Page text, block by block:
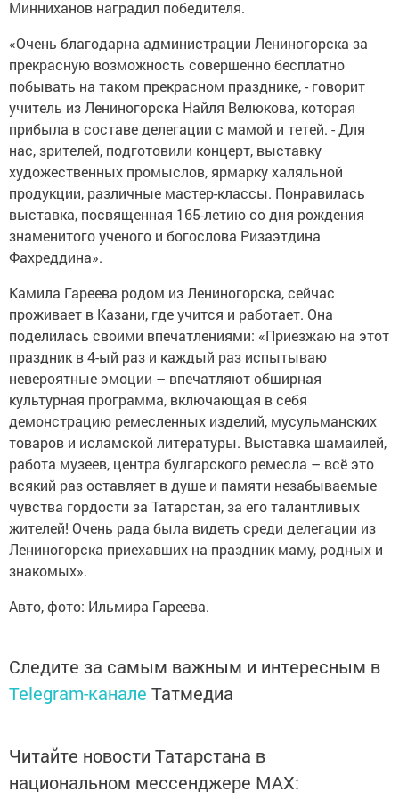
Минниханов наградил победителя.
«Очень благодарна администрации Лениногорска за
прекрасную возможность совершенно бесплатно
побывать на таком прекрасном празднике, - говорит
учитель из Лениногорска Найля Велюкова, которая
прибыла в составе делегации с мамой и тетей. - Для
нас, зрителей, подготовили концерт, выставку
художественных промыслов, ярмарку халяльной
продукции, различные мастер-классы. Понравилась
выставка, посвященная 165-летию со дня рождения
знаменитого ученого и богослова Ризаэтдина
Фахреддина».
Камила Гареева родом из Лениногорска, сейчас
проживает в Казани, где учится и работает. Она
поделилась своими впечатлениями: «Приезжаю на этот
праздник в 4-ый раз и каждый раз испытываю
невероятные эмоции – впечатляют обширная
культурная программа, включающая в себя
демонстрацию ремесленных изделий, мусульманских
товаров и исламской литературы. Выставка шамаилей,
работа музеев, центра булгарского ремесла – всё это
всякий раз оставляет в душе и памяти незабываемые
чувства гордости за Татарстан, за его талантливых
жителей! Очень рада была видеть среди делегации из
Лениногорска приехавших на праздник маму, родных и
знакомых».
Авто, фото: Ильмира Гареева.
Следите за самым важным и интересным в
Telegram-канале Татмедиа
Читайте новости Татарстана в
национальном мессенджере MАХ: